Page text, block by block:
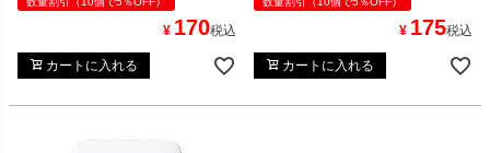
¥ 170税込
カートに入れる
¥ 175税込
カートに入れる